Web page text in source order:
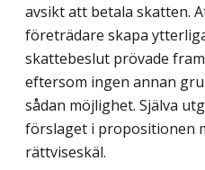
avsikt att betala skatten.
företrädare skapa
skattebeslut prövade
eftersom ingen annan
sådan möjlighet. Själva
förslaget i propositionen
rättviseskäl.